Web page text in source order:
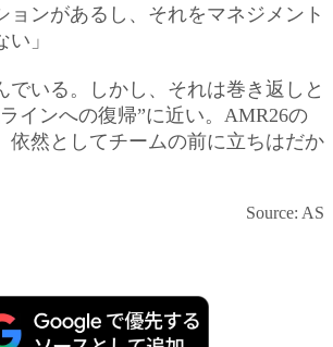
ョンがあるし、それをマネジメント
」
でいる。しかし、それは巻き返しと
インへの復帰”に近い。AMR26の
依然としてチームの前に立ちはだか
Source: AS